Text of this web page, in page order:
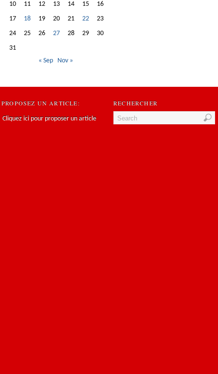
10
11 12 13 14 15
16
17
18 19 20 21 22
23
24
25 26 27 28 29
30
31
« Sep
Nov »
PROPOSEZ UN ARTICLE:
Cliquez ici pour proposer un article
RECHERCHER